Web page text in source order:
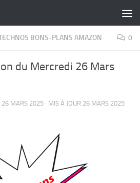
BONS-PLANS AMAZON 0
du Mercredi 26 Mars
26 MARS 2025 · MIS À JOUR 26 MARS 2025